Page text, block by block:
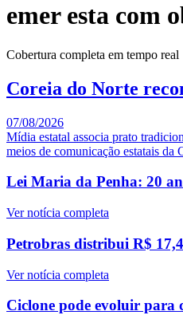
emer esta com
Cobertura completa em tempo real
Coreia do Norte
07/08/2026
Mídia estatal associa prato
meios de comunicação estatais da
Lei Maria da Penha: 20
Ver notícia completa
Petrobras distribui R$
Ver notícia completa
Ciclone pode evoluir para